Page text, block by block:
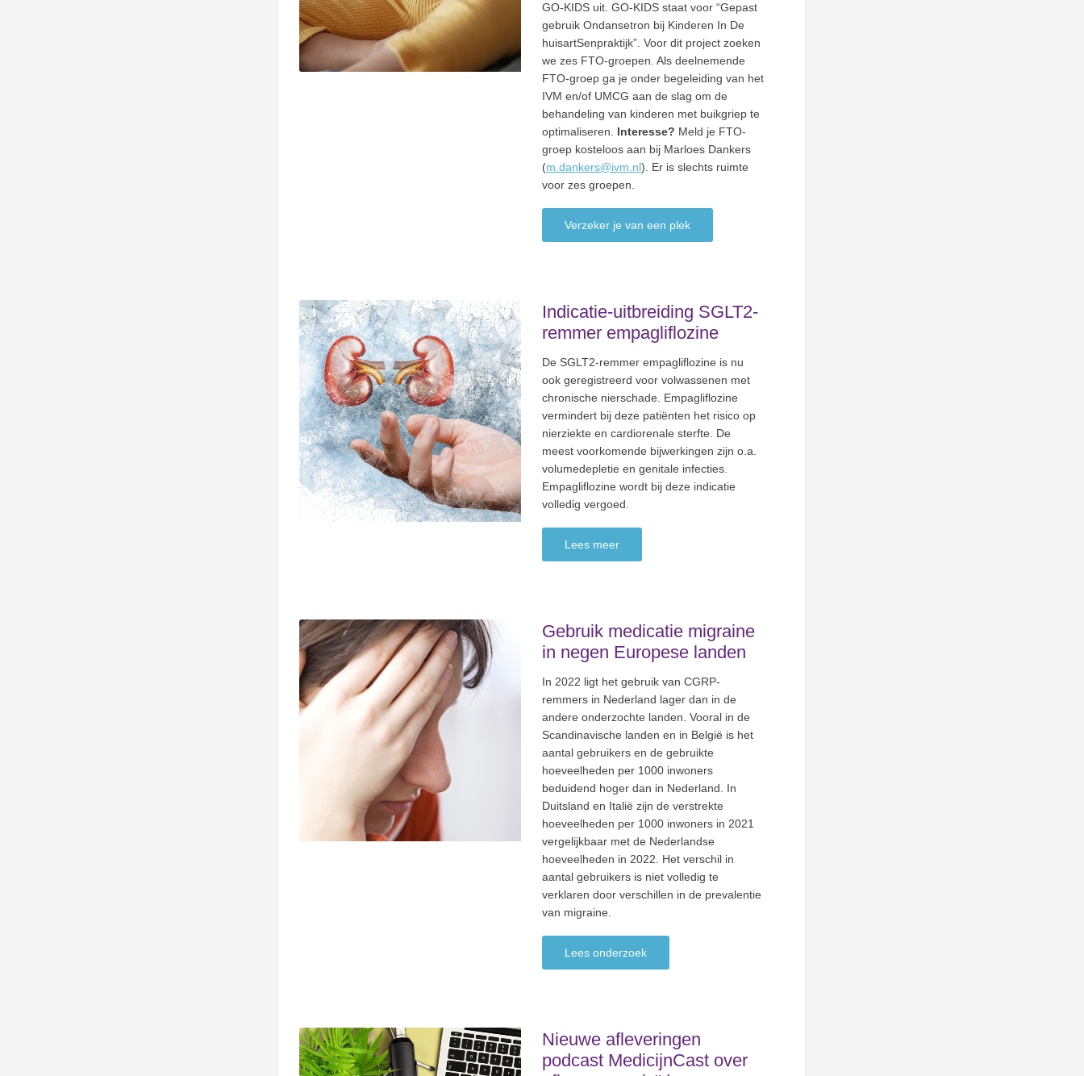
GO-KIDS uit. GO-KIDS staat voor “Gepast
gebruik Ondansetron bij Kinderen In De
huisartSenpraktijk”. Voor dit project zoeken
we zes FTO-groepen. Als deelnemende
FTO-groep ga je onder begeleiding van het
IVM en/of UMCG aan de slag om de
behandeling van kinderen met buikgriep te
optimaliseren. Interesse? Meld je FTO-
groep kosteloos aan bij Marloes Dankers
(m.dankers@ivm.nl). Er is slechts ruimte
voor zes groepen.
Verzeker je van een plek
Indicatie-uitbreiding SGLT2-
remmer empagliflozine
De SGLT2-remmer empagliflozine is nu
ook geregistreerd voor volwassenen met
chronische nierschade. Empagliflozine
vermindert bij deze patiënten het risico op
nierziekte en cardiorenale sterfte. De
meest voorkomende bijwerkingen zijn o.a.
volumedepletie en genitale infecties.
Empagliflozine wordt bij deze indicatie
volledig vergoed.
Lees meer
Gebruik medicatie migraine
in negen Europese landen
In 2022 ligt het gebruik van CGRP-
remmers in Nederland lager dan in de
andere onderzochte landen. Vooral in de
Scandinavische landen en in België is het
aantal gebruikers en de gebruikte
hoeveelheden per 1000 inwoners
beduidend hoger dan in Nederland. In
Duitsland en Italië zijn de verstrekte
hoeveelheden per 1000 inwoners in 2021
vergelijkbaar met de Nederlandse
hoeveelheden in 2022. Het verschil in
aantal gebruikers is niet volledig te
verklaren door verschillen in de prevalentie
van migraine.
Lees onderzoek
Nieuwe afleveringen
podcast MedicijnCast over